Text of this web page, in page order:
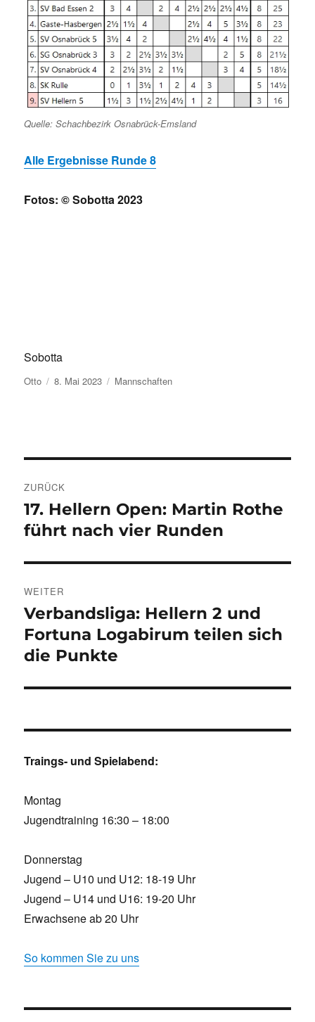
Quelle: Schachbezirk Osnabrück-Emsland
Alle Ergebnisse Runde 8
Fotos: © Sobotta 2023
Sobotta
Autor
Otto Veröffentlicht
am
8. Mai 2023 Kategorien
Mannschaften
ZURÜCK
Vorheriger
Beitrag:
17. Hellern Open: Martin Rothe
führt nach vier Runden
WEITER
Nächster
Beitrag:
Verbandsliga: Hellern 2 und
Fortuna Logabirum teilen sich
die Punkte
Traings- und Spielabend:
Montag
Jugendtraining 16:30 – 18:00
Donnerstag
Jugend – U10 und U12: 18-19 Uhr
Jugend – U14 und U16: 19-20 Uhr
Erwachsene ab 20 Uhr
So kommen Sie zu uns